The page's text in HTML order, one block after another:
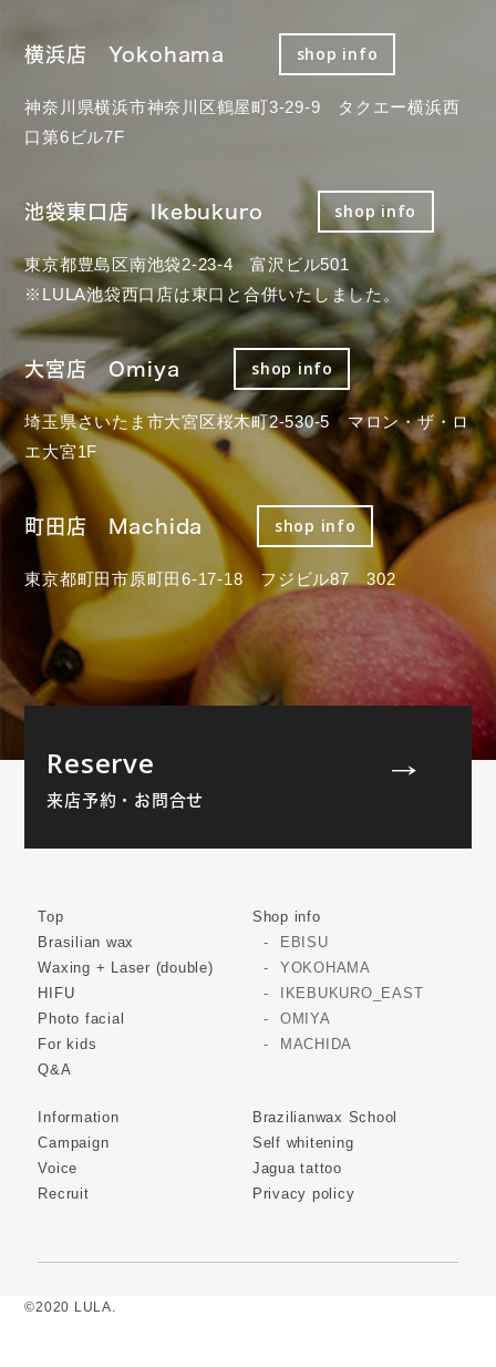
横浜店 Yokohama shop info
神奈川県横浜市神奈川区鶴屋町3-29-9 タクエー横浜西
口第6ビル7F
池袋東口店 Ikebukuro shop info
東京都豊島区南池袋2-23-4 富沢ビル501
※LULA池袋西口店は東口と合併いたしました。
大宮店 Omiya shop info
埼玉県さいたま市大宮区桜木町2-530-5 マロン・ザ・ロ
エ大宮1F
町田店 Machida shop info
東京都町田市原町田6-17-18 フジビル87 302
Reserve
来店予約・お問合せ
Top
Brasilian wax
Waxing + Laser (double)
HIFU
Photo facial
For kids
Q&A
Shop info
EBISU
YOKOHAMA
IKEBUKURO_EAST
OMIYA
MACHIDA
Information
Campaign
Voice
Recruit
Brazilianwax School
Self whitening
Jagua tattoo
Privacy policy
©2020 LULA.